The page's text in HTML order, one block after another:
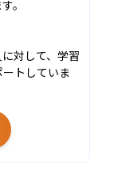
。
対して、学習
トしていま